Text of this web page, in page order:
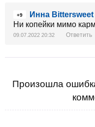
+9
Инна Bittersweet
Ни копейки мимо
09.07.2022 20:32 Ответить
Произошла